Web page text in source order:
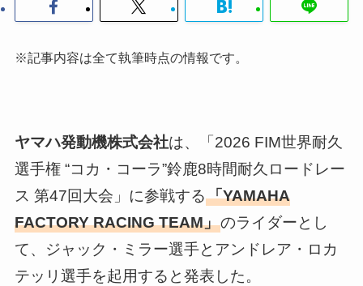
※記事内容は全て執筆時点の情報です。
ヤマハ発動機株式会社は、「2026 FIM世界耐久
選手権 “コカ・コーラ”鈴鹿8時間耐久ロードレー
ス 第47回大会」に参戦する「YAMAHA
FACTORY RACING TEAM」のライダーとし
て、ジャック・ミラー選手とアンドレア・ロカ
テッリ選手を起用すると発表した。